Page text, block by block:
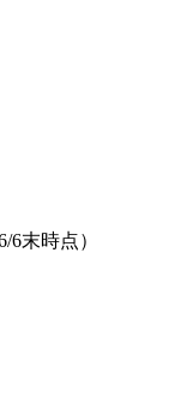
6末時点）